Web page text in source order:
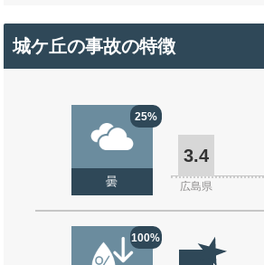
城ケ丘の事故の特徴
25%
曇
3.4
広島県
100%